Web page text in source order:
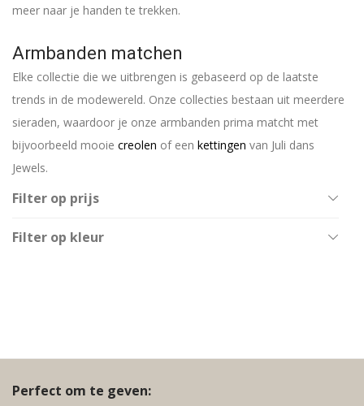
meer naar je handen te trekken.
Armbanden matchen
Elke collectie die we uitbrengen is gebaseerd op de laatste
trends in de modewereld. Onze collecties bestaan uit meerdere
sieraden, waardoor je onze armbanden prima matcht met
bijvoorbeeld mooie creolen of een kettingen van Juli dans
Jewels.
Filter op prijs
Filter op kleur
Neon Groen
Neon Oranje
Perfect om te geven: